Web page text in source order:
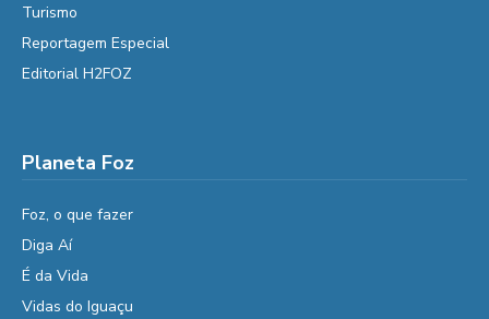
Turismo
Reportagem Especial
Editorial H2FOZ
Planeta Foz
Foz, o que fazer
Diga Aí
É da Vida
Vidas do Iguaçu